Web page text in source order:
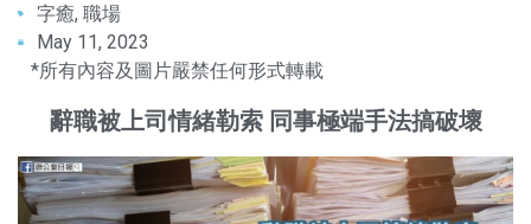
字癒, 職場
May 11, 2023
*所有內容及圖片嚴禁任何形式轉載
辭職被上司情緒勒索 同事極端手法搞破壞